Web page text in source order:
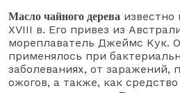
Масло чайного дерева
XVIII в. Его привез из
мореплаватель Джеймс Кук.
применялось при
заболеваниях, от заражений,
ожогов, а также, как